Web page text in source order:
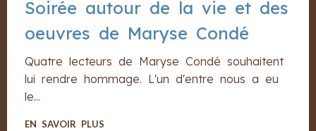
Soirée autour de la vie et des
oeuvres de Maryse Condé
Quatre lecteurs de Maryse Condé souhaitent
lui rendre hommage. L'un d'entre nous a eu
le...
EN SAVOIR PLUS